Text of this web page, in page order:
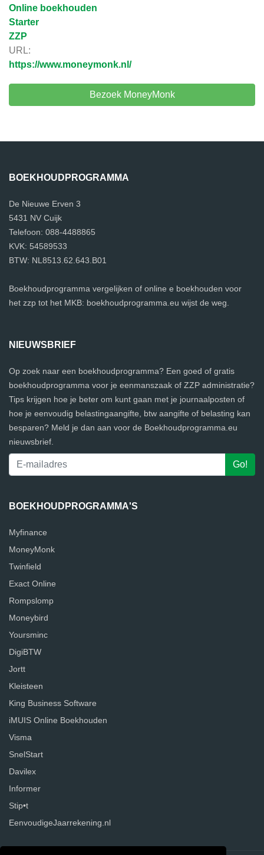
Online boekhouden
Starter
ZZP
URL:
https://www.moneymonk.nl/
Bezoek MoneyMonk
BOEKHOUDPROGRAMMA
De Nieuwe Erven 3
5431 NV Cuijk
Telefoon: 088-4488865
KVK: 54589533
BTW: NL8513.62.643.B01
Boekhoudprogramma vergelijken of online e boekhouden voor
het zzp tot het MKB: boekhoudprogramma.eu wijst de weg.
NIEUWSBRIEF
Op zoek naar een boekhoudprogramma? Een goed of gratis
boekhoudprogramma voor je eenmanszaak of ZZP administratie?
Tips krijgen hoe je beter om kunt gaan met je journaalposten of
hoe je eenvoudig belastingaangifte, btw aangifte of belasting kan
besparen? Meld je dan aan voor de Boekhoudprogramma.eu
nieuwsbrief.
BOEKHOUDPROGRAMMA'S
Myfinance
MoneyMonk
Twinfield
Exact Online
Rompslomp
Moneybird
Yoursminc
DigiBTW
Jortt
Kleisteen
King Business Software
iMUIS Online Boekhouden
Visma
SnelStart
Davilex
Informer
Stip•t
EenvoudigeJaarrekening.nl